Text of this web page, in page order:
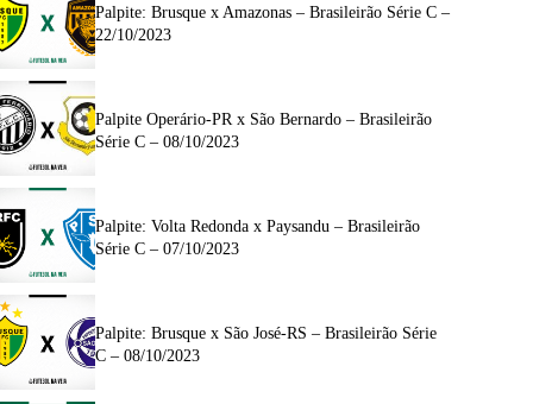
Palpite: Brusque x Amazonas – Brasileirão Série C –
22/10/2023
Palpite Operário-PR x São Bernardo – Brasileirão
Série C – 08/10/2023
Palpite: Volta Redonda x Paysandu – Brasileirão
Série C – 07/10/2023
Palpite: Brusque x São José-RS – Brasileirão Série
C – 08/10/2023